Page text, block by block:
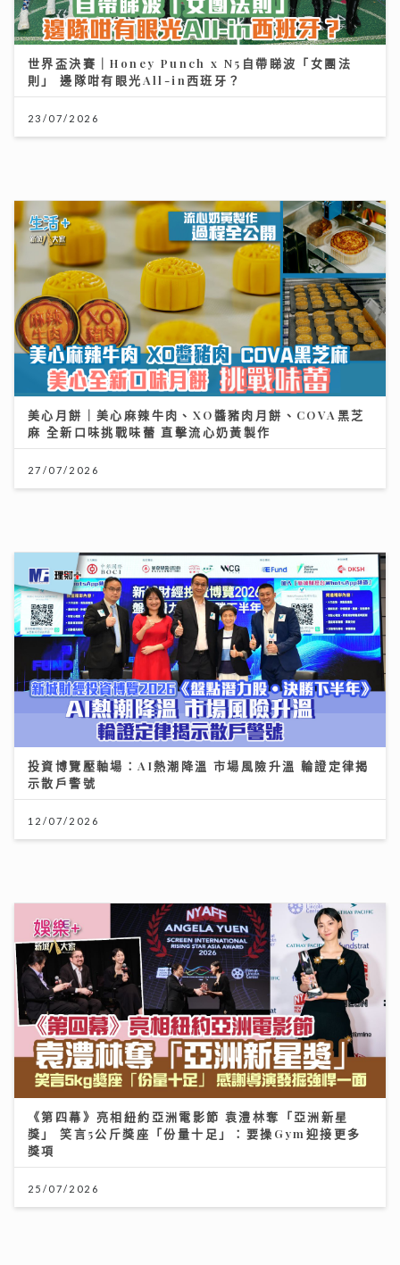
世界盃決賽｜Honey Punch x N5自帶睇波「女團法
則」 邊隊咁有眼光All-in西班牙？
23/07/2026
美心月餅｜美心麻辣牛肉、XO醬豬肉月餅、COVA黑芝
麻 全新口味挑戰味蕾 直擊流心奶黃製作
27/07/2026
投資博覽壓軸場：AI熱潮降溫 市場風險升溫 輪證定律揭
示散戶警號
12/07/2026
《第四幕》亮相紐約亞洲電影節 袁澧林奪「亞洲新星
獎」 笑言5公斤獎座「份量十足」：要操Gym迎接更多
獎項
25/07/2026